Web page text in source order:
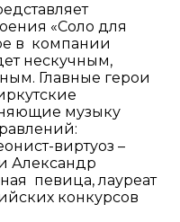
«Соло для
в компании
нескучным,
Главные герои
музыку
виртуоз –
Александр
певица, лауреат
конкурсов